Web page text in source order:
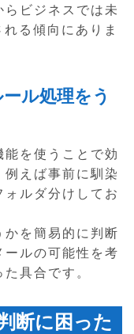
ビジネスでは未
る傾向にありま
ル処理をう
を使うことで効
えば事前に馴染
ルダ分けしてお
かを簡易的に判断
ールの可能性を考
具合です。
断に困った